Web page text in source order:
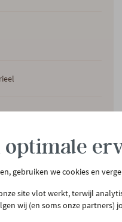
optimale
gebruiken we cookies en
site vlot werkt, terwijl
wij (en soms onze partners)